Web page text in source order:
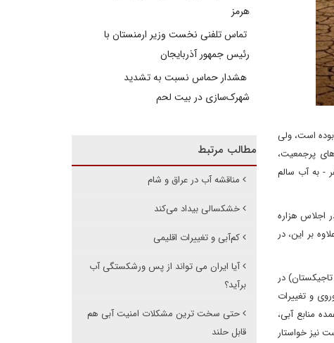
است، ولی
پرجمعیت،
اقتصادی و دگرگونی‌های شیوه معیشتی، همه و همه سبب بحران جمعیتی شده است. امروزه، ۲/۲میلیارد نفر - از هر ۴نفر ۱نفر - به آب سالم
سال بین‌المللی آب از سوی سازمان ملل متحد، هشدار درباره اهمیت آب را در جهان مطرح کرد. در سپتامبر ۲۰۰۰، در اجلاس هزاره
علاوه بر این، در
در
و تغییرات
منابع آبی،
نیز خواستار
هرمز
تماس تلفنی نخست وزیر ارمنستان با
رئیس جمهور آذربایجان
هشدار حماس نسبت به تشدید
شهرک‌سازی در بیت‌ لحم
مطالب مرتبط
مناقشه آب در عراق و شام
خشکسالی بیداد می‌کند
کم‌آبی و تغییرات اقلیمی
آیا ایران می تواند از پس ورشکستگی آب
برآید؟
حتی سخت ترین مشکلات امنیت آبی هم
قابل حلند